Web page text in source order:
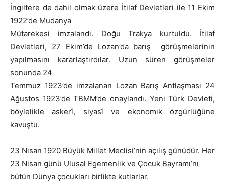
İngiltere de dahil olmak üzere İtilaf Devletleri ile 11 Ekim
1922’de Mudanya
Mütarekesi imzalandı. Doğu Trakya kurtuldu. İtilaf
Devletleri, 27 Ekim’de Lozan’da barış görüşmelerinin
yapılmasını kararlaştırdılar. Uzun süren görüşmeler
sonunda 24
Temmuz 1923’de imzalanan Lozan Barış Antlaşması 24
Ağustos 1923’de TBMM’de onaylandı. Yeni Türk Devleti,
böylelikle askerî, siyasî ve ekonomik özgürlüğüne
kavuştu.
23 Nisan 1920 Büyük Millet Meclisi’nin açılış günüdür. Her
23 Nisan günü Ulusal Egemenlik ve Çocuk Bayramı’nı
bütün Dünya çocukları birlikte kutlarlar.